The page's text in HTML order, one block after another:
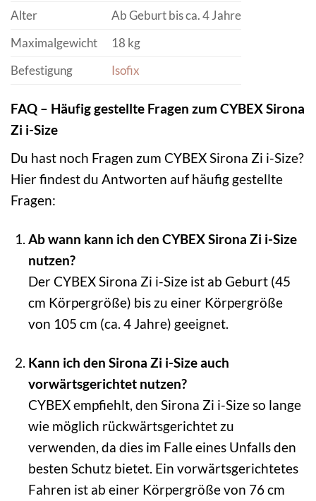
Alter
Ab Geburt bis ca. 4 Jahre
Maximalgewicht
18 kg
Befestigung
Isofix
FAQ – Häufig gestellte Fragen zum CYBEX Sirona
Zi i-Size
Du hast noch Fragen zum CYBEX Sirona Zi i-Size?
Hier findest du Antworten auf häufig gestellte
Fragen:
Ab wann kann ich den CYBEX Sirona Zi i-Size
nutzen?
Der CYBEX Sirona Zi i-Size ist ab Geburt (45
cm Körpergröße) bis zu einer Körpergröße
von 105 cm (ca. 4 Jahre) geeignet.
Kann ich den Sirona Zi i-Size auch
vorwärtsgerichtet nutzen?
CYBEX empfiehlt, den Sirona Zi i-Size so lange
wie möglich rückwärtsgerichtet zu
verwenden, da dies im Falle eines Unfalls den
besten Schutz bietet. Ein vorwärtsgerichtetes
Fahren ist ab einer Körpergröße von 76 cm